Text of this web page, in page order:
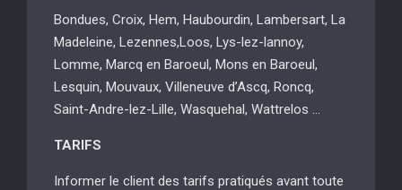
Bondues, Croix, Hem, Haubourdin, Lambersart, La
Madeleine, Lezennes,Loos, Lys-lez-lannoy,
Lomme, Marcq en Baroeul, Mons en Baroeul,
Lesquin, Mouvaux, Villeneuve d’Ascq, Roncq,
Saint-Andre-lez-Lille, Wasquehal, Wattrelos …
TARIFS
Informer le client des tarifs pratiqués avant toute